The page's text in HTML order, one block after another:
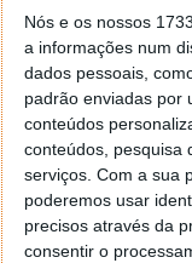
Nós e os nossos 1733
a informações num
dados pessoais,
padrão enviadas por
conteúdos
conteúdos, pesquisa
serviços. Com a sua
poderemos usar
precisos através da
consentir o
Acompanhe